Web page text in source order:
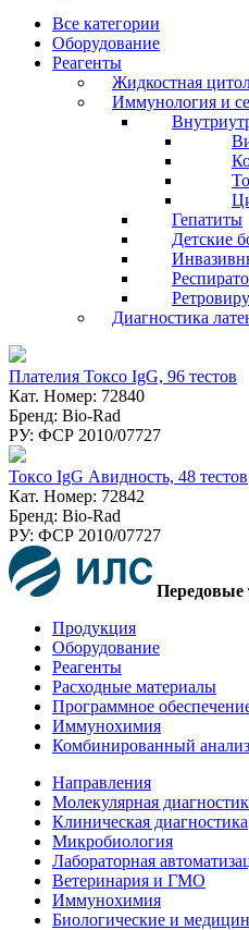
Все категории
Оборудование
Реагенты
Жидкостная
Иммунология и
Гепатиты
Детские
Диагностика
Плателия Токсо IgG, 96 тестов
Кат. Номер: 72840
Бренд: Bio-Rad
РУ: ФСР 2010/07727
Токсо IgG Авидность, 48 тестов
Кат. Номер: 72842
Бренд: Bio-Rad
РУ: ФСР 2010/07727
Передовые
Продукция
Оборудование
Реагенты
Расходные материалы
Программное
Иммунохимия
Комбинированный
Направления
Молекулярная
Клиническая диагностика
Микробиология
Лабораторная
Ветеринария и ГМО
Иммунохимия
Биологические и